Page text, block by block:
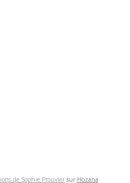
de Sophie Prouviersur Hozana